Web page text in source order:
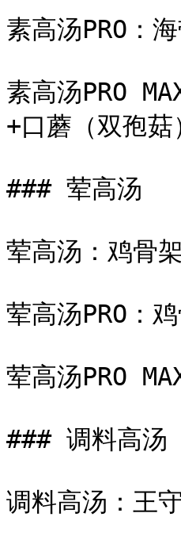
素高汤PRO：
素高汤PRO
+口蘑（双孢菇
### 荤高汤
荤高汤：鸡骨架
荤高汤PRO：
荤高汤PRO
### 调料高汤
调料高汤：王